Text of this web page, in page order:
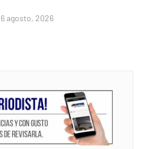
6 agosto, 2026